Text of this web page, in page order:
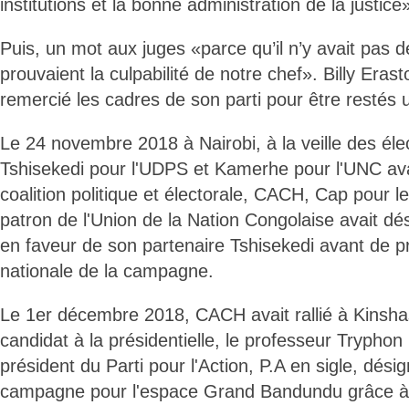
institutions et la bonne administration de la
Puis, un mot aux juges «parce qu’il n’y avait pas
prouvaient la culpabilité de notre chef». Billy
remercié les cadres de son parti pour être restés
Le 24 novembre 2018 à Nairobi, à la veille des
Tshisekedi pour l'UDPS et Kamerhe pour l'UNC
coalition politique et électorale, CACH, Cap pour
patron de l'Union de la Nation Congolaise avait
en faveur de son partenaire Tshisekedi avant de
nationale de la campagne.
Le 1er décembre 2018, CACH avait rallié à
candidat à la présidentielle, le professeur
président du Parti pour l'Action, P.A en sigle,
campagne pour l'espace Grand Bandundu grâce